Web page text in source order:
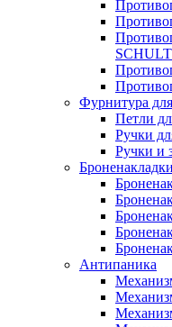
Фурнитура
Петли
Ручки
Ручки и
Броненакладки
Антипаника